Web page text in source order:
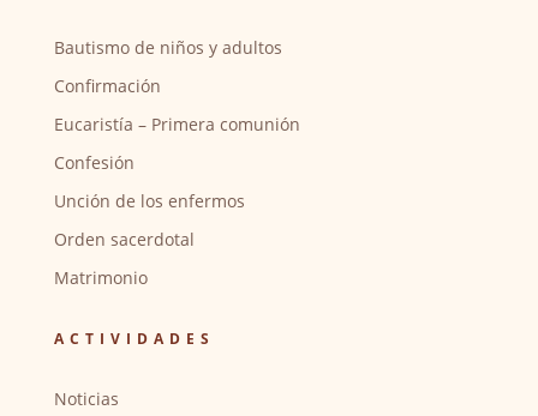
Bautismo de niños y adultos
Confirmación
Eucaristía – Primera comunión
Confesión
Unción de los enfermos
Orden sacerdotal
Matrimonio
ACTIVIDADES
Noticias